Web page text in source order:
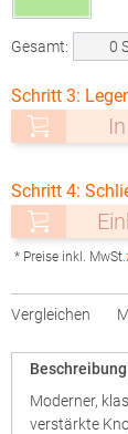
Gesamt: 0
Schritt 3:
Schritt 4:
* Preise inkl. MwSt.
Vergleichen
Beschreibung
Moderner,
verstärkte